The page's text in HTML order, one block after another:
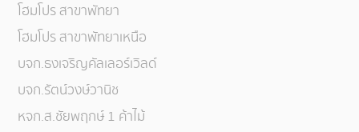
โฮมโปร สาขาพัทยา
โฮมโปร สาขาพัทยาเหนือ
บจก.ธงเจริญคัลเลอร์เวิลด์
บจก.รัตน์วงษ์วานิช
หจก.ส.ชัยพฤกษ์ 1 ค้าไม้